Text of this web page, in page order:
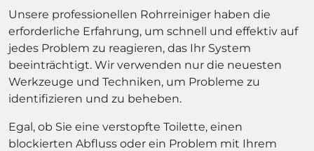
Unsere professionellen Rohrreiniger haben die
erforderliche Erfahrung, um schnell und effektiv auf
jedes Problem zu reagieren, das Ihr System
beeinträchtigt. Wir verwenden nur die neuesten
Werkzeuge und Techniken, um Probleme zu
identifizieren und zu beheben.
Egal, ob Sie eine verstopfte Toilette, einen
blockierten Abfluss oder ein Problem mit Ihrem